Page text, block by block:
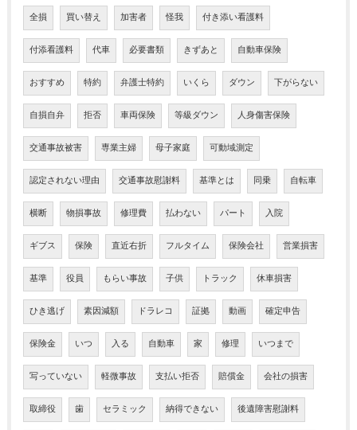
全損 買い替え 加害者 怪我 付き添い看護料
付添看護料 代車 必要書類 きずあと 自動車保険
おすすめ 特約 弁護士特約 いくら ダウン 下がらない
自損自弁 拒否 車両保険 等級ダウン 人身傷害保険
交通事故被害 専業主婦 母子家庭 可動域測定
認定されない理由 交通事故慰謝料 基準とは 同乗 自転車
横断 物損事故 修理費 払わない パート 入院
ギブス 保険 直近右折 フルタイム 保険会社 営業損害
基準 役員 もらい事故 子供 トラック 休車損害
ひき逃げ 素因減額 ドラレコ 証拠 動画 確定申告
保険金 いつ 入る 自動車 家 修理 いつまで
写っていない 軽微事故 支払い拒否 賠償金 会社の損害
取締役 歯 セラミック 納得できない 後遺障害慰謝料